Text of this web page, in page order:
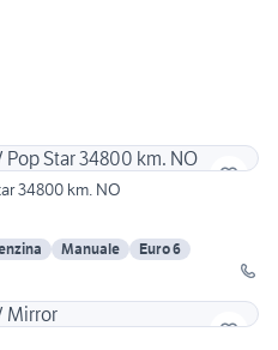
34800 km. NO
Manuale
Euro 6